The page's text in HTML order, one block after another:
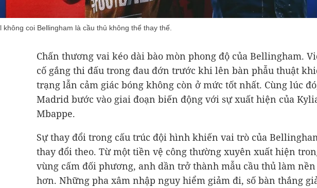
không coi Bellingham là cầu thủ không thể thay thế.
Chấn thương vai kéo dài bào mòn phong độ của Bellingham.
cố gắng thi đấu trong đau đớn trước khi lên bàn phẫu thuật
trạng lẫn cảm giác bóng không còn ở mức tốt nhất. Cùng lúc
Madrid bước vào giai đoạn biến động với sự xuất hiện của
Mbappe.
Sự thay đổi trong cấu trúc đội hình khiến vai trò của
thay đổi theo. Từ một tiền vệ công thường xuyên xuất hiện
vùng cấm đối phương, anh dần trở thành mẫu cầu thủ làm
hơn. Những pha xâm nhập nguy hiểm giảm đi, số bàn thắng